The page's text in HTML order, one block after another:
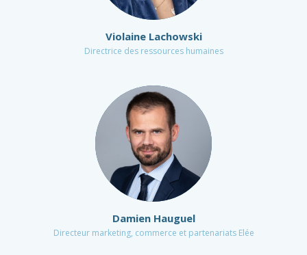
Violaine Lachowski
Directrice des ressources humaines
Damien Hauguel
Directeur marketing, commerce et partenariats Elée